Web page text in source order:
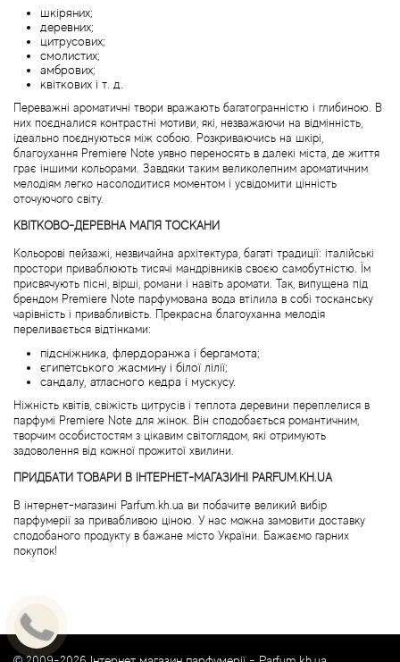
шкіряних;
деревних;
цитрусових;
смолистих;
амбрових;
квіткових і т. д.
Переважні ароматичні твори вражають багатогранністю і глибиною. В
них поєдналися контрастні мотиви, які, незважаючи на відмінність,
ідеально поєднуються між собою. Розкриваючись на шкірі,
благоухання Premiere Note уявно переносять в далекі міста, де життя
грає іншими кольорами. Завдяки таким великолепним ароматичним
мелодіям легко насолодитися моментом і усвідомити цінність
оточуючого світу.
КВІТКОВО-ДЕРЕВНА МАГІЯ ТОСКАНИ
Кольорові пейзажі, незвичайна архітектура, багаті традиції: італійські
простори приваблюють тисячі мандрівників своєю самобутністю. Їм
присвячують пісні, вірші, романи і навіть аромати. Так, випущена під
брендом Premiere Note парфумована вода втілила в собі тосканську
чарівність і привабливість. Прекрасна благоуханна мелодія
переливається відтінками:
підсніжника, флердоранжа і бергамота;
єгипетського жасмину і білої лілії;
сандалу, атласного кедра і мускусу.
Ніжність квітів, свіжість цитрусів і теплота деревини переплелися в
парфумі Premiere Note для жінок. Він сподобається романтичним,
творчим особистостям з цікавим світоглядом, які отримують
задоволення від кожної прожитої хвилини.
ПРИДБАТИ ТОВАРИ В ІНТЕРНЕТ-МАГАЗИНІ PARFUM.KH.UA
В інтернет-магазині Parfum.kh.ua ви побачите великий вибір
парфумерії за привабливою ціною. У нас можна замовити доставку
сподобаного продукту в бажане місто України. Бажаємо гарних
покупок!
Aj Arabia (Widian)
Ajmal
Al Haramain
Al Jazeera
Alaia Paris
Alexandre Barthet
Alexandre J
Alfred Dunhill
Alyson Oldoini
American Crew
Amouage
Amouroud
Andre L'Arom